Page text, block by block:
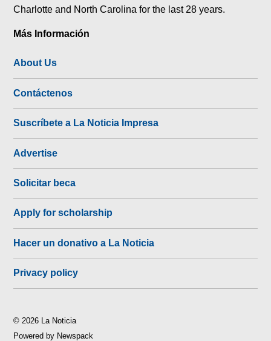
Charlotte and North Carolina for the last 28 years.
Más Información
About Us
Contáctenos
Suscríbete a La Noticia Impresa
Advertise
Solicitar beca
Apply for scholarship
Hacer un donativo a La Noticia
Privacy policy
© 2026 La Noticia
Powered by Newspack